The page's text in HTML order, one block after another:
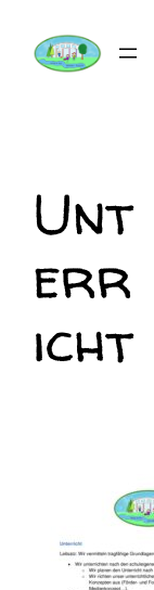
Inhalt
Unt
err
icht